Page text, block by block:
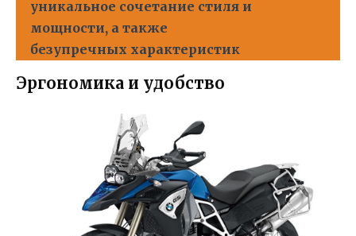
уникальное сочетание стиля и
мощности, а также
безупречных характеристик
Эргономика и удобство